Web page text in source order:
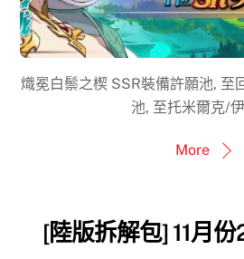
熾冕白鬃之楔 SSR裝備許願池, 至
池, 至托米爾克/
More
[陸版拆解包] 11月